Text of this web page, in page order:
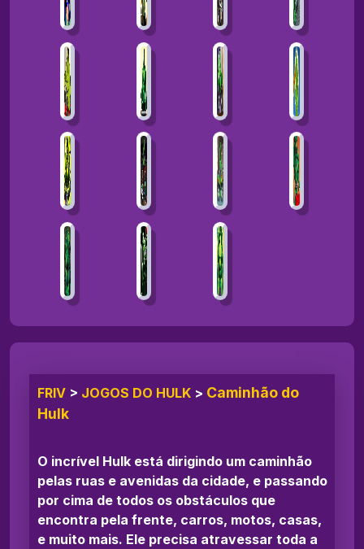
FRIV > JOGOS DO HULK > Caminhão do
Hulk
O incrível Hulk está dirigindo um caminhão
pelas ruas e avenidas da cidade, e passando
por cima de todos os obstáculos que
encontra pela frente, carros, motos, casas,
e muito mais. Ele precisa atravessar toda a